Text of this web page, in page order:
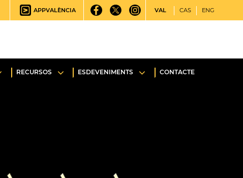
VAL CAS ENG
APPVALÈNCIA
RECURSOS ESDEVENIMENTS CONTACTE